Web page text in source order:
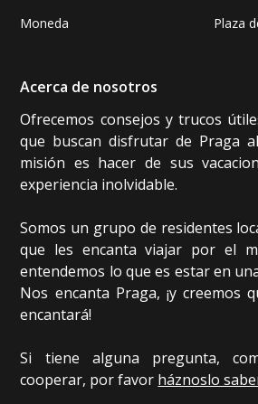
Moneda
Plaza
Acerca de nosotros
Ofrecemos consejos y trucos
que buscan disfrutar de Praga
misión es hacer de sus
experiencia inolvidable.
Somos un grupo de residentes
que les encanta viajar por el
entendemos lo que es estar en
Nos encanta Praga, ¡y creemos
encantará!
Si tiene alguna pregunta,
cooperar, por favor háznoslo